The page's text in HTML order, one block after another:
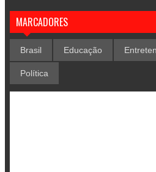
MARCADORES
Brasil Educação
Política